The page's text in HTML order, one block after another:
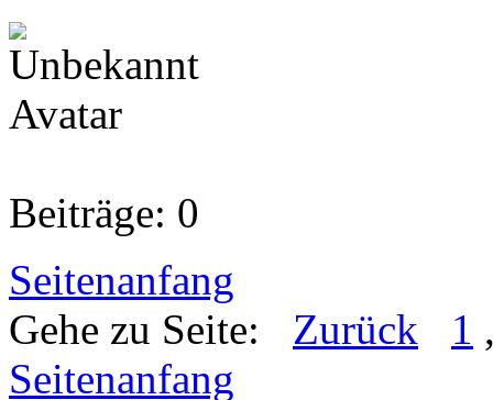
Beiträge: 0
Seitenanfang
Gehe zu Seite: Zurück 1
Seitenanfang